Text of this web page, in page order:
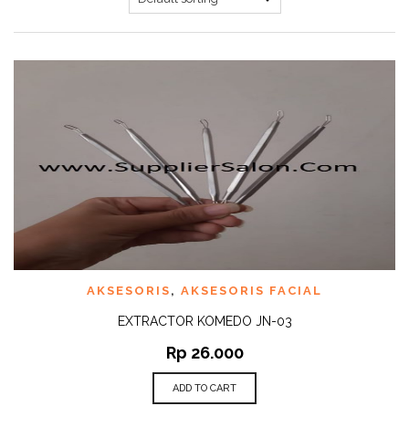
AKSESORIS , AKSESORIS FACIAL
EXTRACTOR KOMEDO JN-03
Rp 26.000
ADD TO CART